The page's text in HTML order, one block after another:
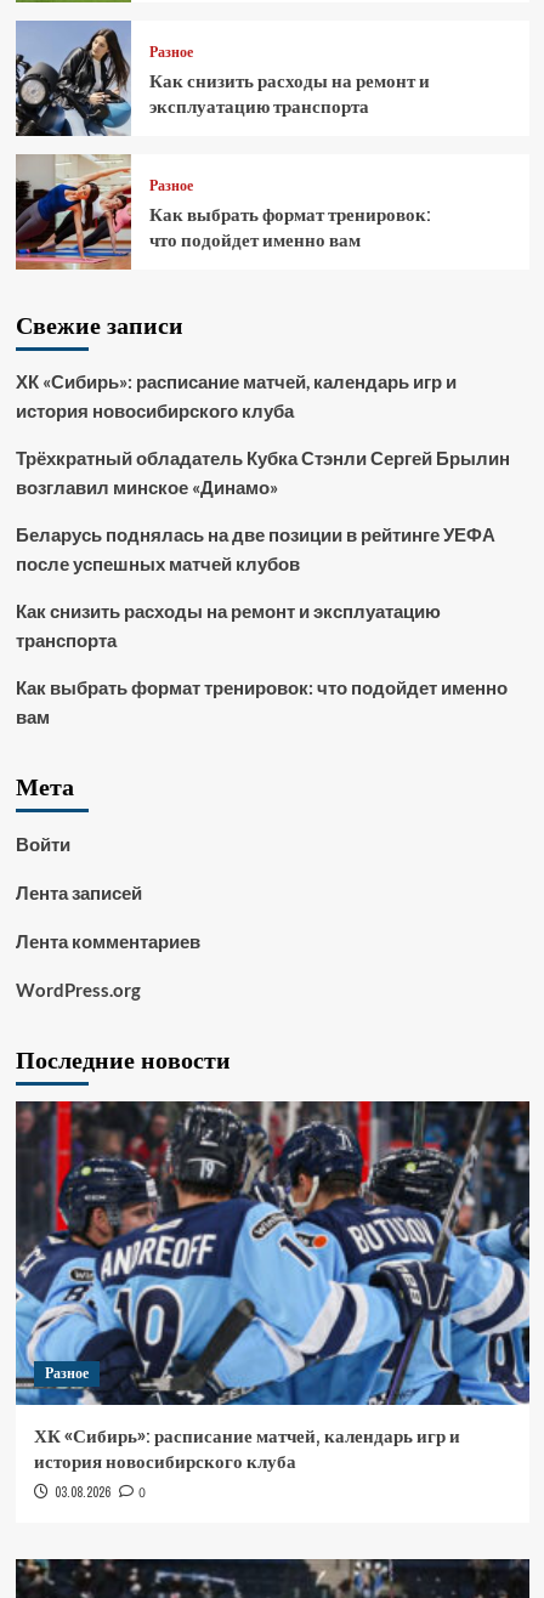
Разное
Как снизить расходы на ремонт и
эксплуатацию транспорта
Разное
Как выбрать формат тренировок:
что подойдет именно вам
Свежие записи
ХК «Сибирь»: расписание матчей, календарь игр и
история новосибирского клуба
Трёхкратный обладатель Кубка Стэнли Сергей Брылин
возглавил минское «Динамо»
Беларусь поднялась на две позиции в рейтинге УЕФА
после успешных матчей клубов
Как снизить расходы на ремонт и эксплуатацию
транспорта
Как выбрать формат тренировок: что подойдет именно
вам
Мета
Войти
Лента записей
Лента комментариев
WordPress.org
Последние новости
Разное
ХК «Сибирь»: расписание матчей, календарь игр и
история новосибирского клуба
03.08.2026 0